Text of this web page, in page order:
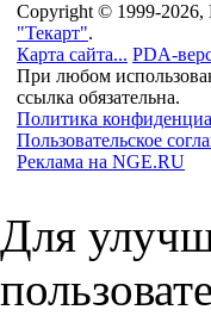
Copyright © 1999-2026,
"Текарт".
Карта сайта... PDA-
При любом
ссылка обязательна.
Политика
Пользовательское
Реклама на NGE.RU
Для